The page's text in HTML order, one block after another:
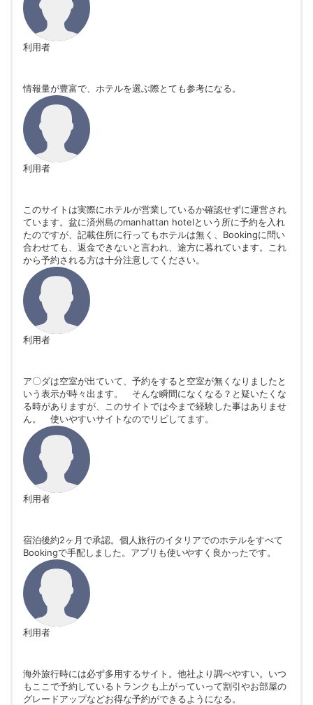
利用者
情報量が豊富で、ホテルを選ぶ際とても参考になる。
利用者
このサイトは実際にホテルが営業しているか確認せずに運営され
ています。盆に済州島のmanhattan hotelという所に予約を入れ
たのですが、記載住所に行ってもホテルは無く、Bookingに問い
合わせても、返金できないと言われ、途方に暮れています。これ
から予約される方は十分注意してください。
利用者
ア〇ダは空室が出ていて、予約をすると空室が無くなりましたと
いう表示が時々出ます。 そんな瞬間になくなる？と疑いたくな
る時がありますが、このサイトでは今まで経験した事はありませ
ん。 使いやすいサイトなのでリピしてます。
利用者
宿泊後約2ヶ月で承認。個人旅行のイタリアでのホテルをすべて
Bookingで手配しました。アプリも使いやすく良かったです。
利用者
海外旅行時には必ず多用するサイト。他社より調べやすい。いつ
もここで予約しているトランクも上がっていって割引やお部屋の
グレードアップなどお得な予約ができるようになる。